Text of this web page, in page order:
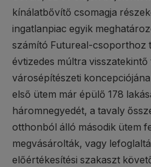
kínálatbővítő csomagja
ingatlanpiac egyik
számító Futureal-csoporthoz
évtizedes múltra
városépítészeti
első ütem már épülő 178
háromnegyedét, a tavaly
otthonból álló második ütem
megvásárolták, vagy
előértékesítési szakaszt